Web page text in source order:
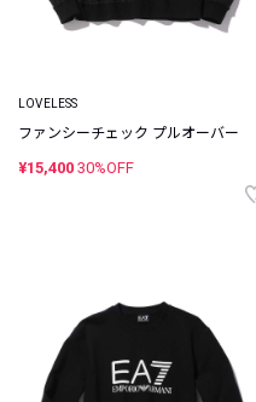
LOVELESS
ファンシーチェック プルオーバー
¥15,400 30%OFF